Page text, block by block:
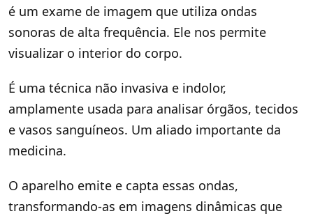
é um exame de imagem que utiliza ondas
sonoras de alta frequência. Ele nos permite
visualizar o interior do corpo.
É uma técnica não invasiva e indolor,
amplamente usada para analisar órgãos, tecidos
e vasos sanguíneos. Um aliado importante da
medicina.
O aparelho emite e capta essas ondas,
transformando-as em imagens dinâmicas que